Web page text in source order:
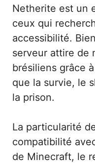
Netherite est un
ceux qui
accessibilité.
serveur attire de
brésiliens grâce
que la survie, le
la prison.
La particularité
compatibilité
de Minecraft, le